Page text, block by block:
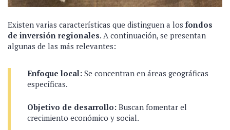
Existen varias características que distinguen a los fondos
de inversión regionales. A continuación, se presentan
algunas de las más relevantes:
Enfoque local: Se concentran en áreas geográficas
específicas.
Objetivo de desarrollo: Buscan fomentar el
crecimiento económico y social.